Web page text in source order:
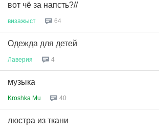
вот чё за напсть?//
визажыст 64
Одежда для детей
Лаверия 4
музыка
Kroshka Mu 40
люстра из ткани